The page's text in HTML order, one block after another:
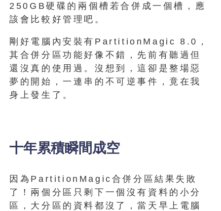
250GB硬碟的兩個槽若合併成一個槽，應
該會比較好管理吧。
剛好電腦內安裝有PartitionMagic 8.0，
其合併分區功能好像不錯，先前有聽過但
還沒真的使用過。沒想到，這卻是整場惡
夢的開始，一連串的不可逆事件，竟在我
身上發生了。
十年累積瞬間成空
因為PartitionMagic合併分區結果失敗
了！兩個分區只剩下一個沒有資料的小分
區，大分區的資料都沒了，當天早上電腦